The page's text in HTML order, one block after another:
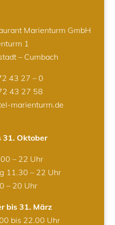
Marienturm GmbH
1
– Cumbach
43 27 – 0
43 27 58
marienturm.de
31. Oktober
– 22 Uhr
11.30 – 22 Uhr
– 20 Uhr
bis 31. März
bis 22.00 Uhr